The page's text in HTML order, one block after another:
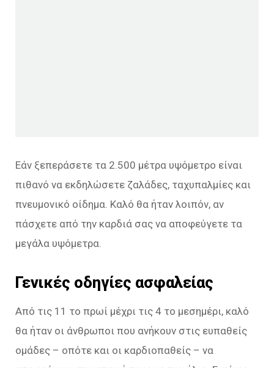
Εάν ξεπεράσετε τα 2.500 μέτρα υψόμετρο είναι
πιθανό να εκδηλώσετε ζαλάδες, ταχυπαλμίες και
πνευμονικό οίδημα. Καλό θα ήταν λοιπόν, αν
πάσχετε από την καρδιά σας να αποφεύγετε τα
μεγάλα υψόμετρα.
Γενικές οδηγίες ασφαλείας
Από τις 11 το πρωί μέχρι τις 4 το μεσημέρι, καλό
θα ήταν οι άνθρωποι που ανήκουν στις ευπαθείς
ομάδες – οπότε και οι καρδιοπαθείς – να